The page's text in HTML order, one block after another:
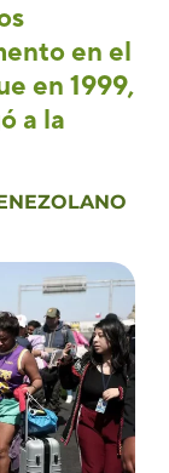
en el
en 1999,
a la